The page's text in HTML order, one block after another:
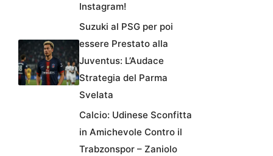
Instagram!
Suzuki al PSG per poi
essere Prestato alla
Juventus: L’Audace
Strategia del Parma
Svelata
Calcio: Udinese Sconfitta
in Amichevole Contro il
Trabzonspor – Zaniolo